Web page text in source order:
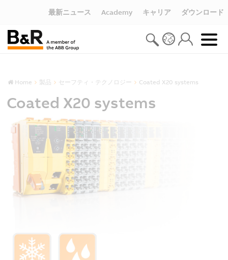
最新ニュース Academy キャリア ダウンロード
Home 製品 セーフティ・テクノロジー Coated X20 systems
Coated X20 systems